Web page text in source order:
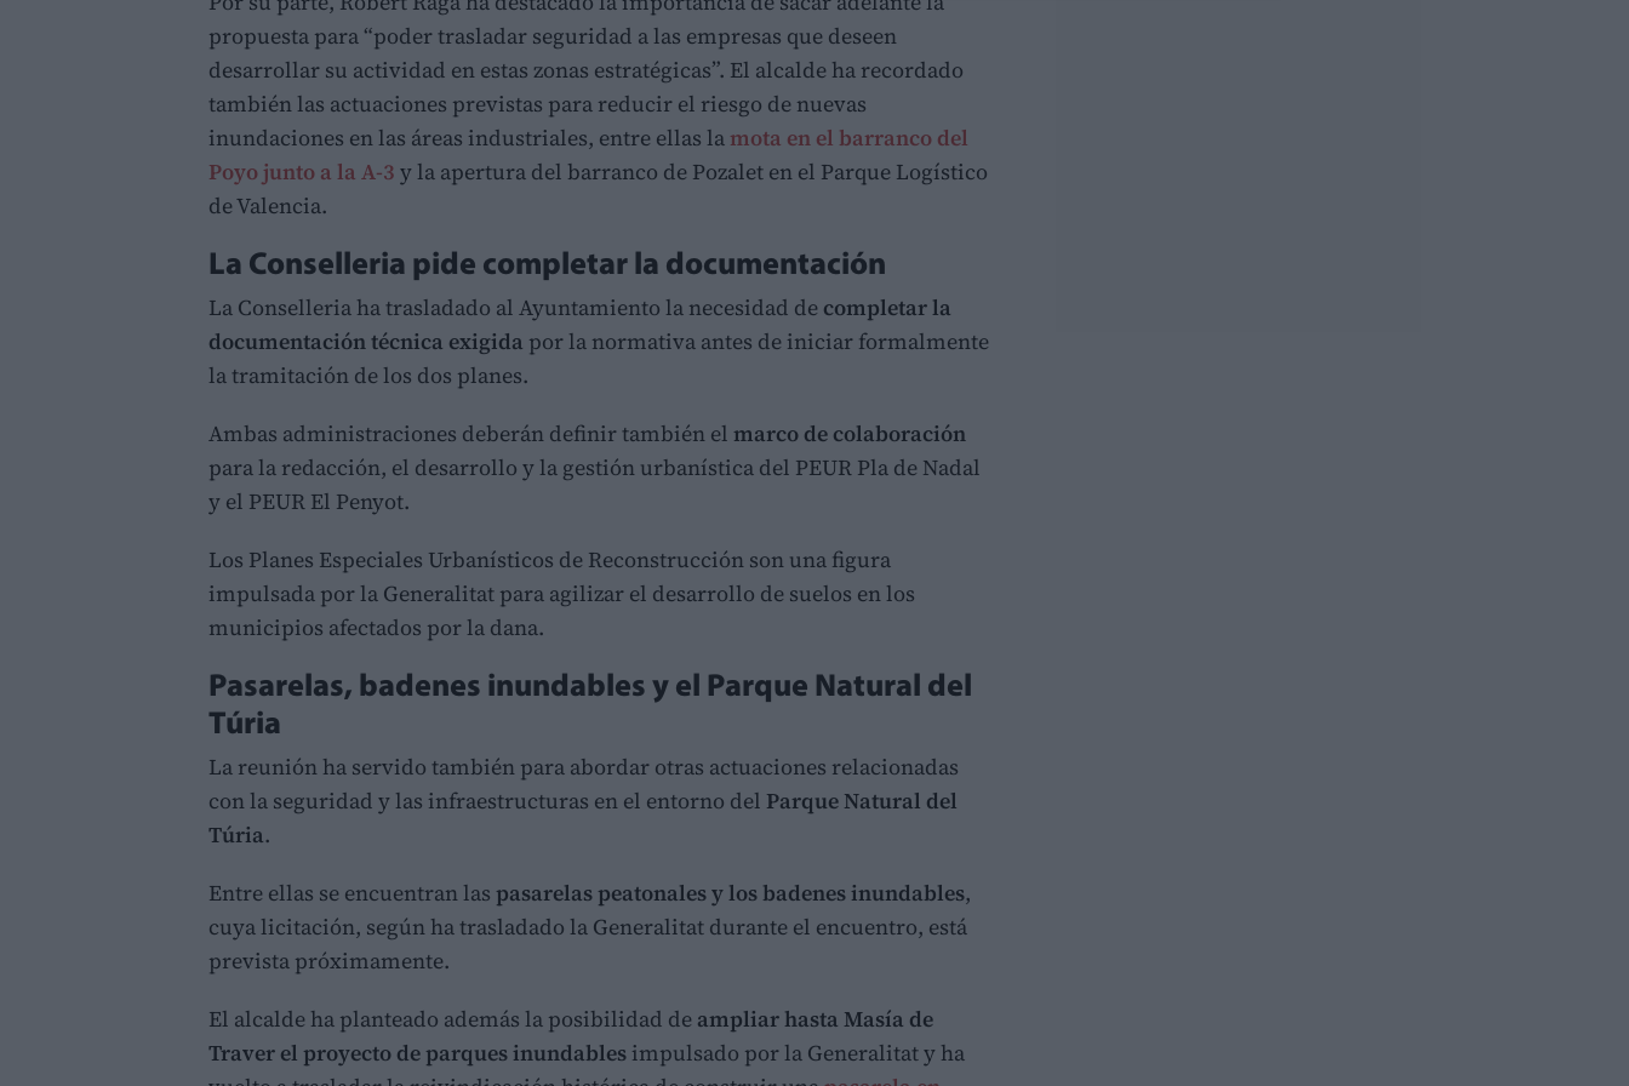
propuesta para “poder trasladar seguridad a las empresas que deseen
desarrollar su actividad en estas zonas estratégicas”. El alcalde ha recordado
también las actuaciones previstas para reducir el riesgo de nuevas
inundaciones en las áreas industriales, entre ellas la mota en el barranco del
Poyo junto a la A-3 y la apertura del barranco de Pozalet en el Parque Logístico
de Valencia.
La Conselleria pide completar la documentación
La Conselleria ha trasladado al Ayuntamiento la necesidad de completar la
documentación técnica exigida por la normativa antes de iniciar formalmente
la tramitación de los dos planes.
Ambas administraciones deberán definir también el marco de colaboración
para la redacción, el desarrollo y la gestión urbanística del PEUR Pla de Nadal
y el PEUR El Penyot.
Los Planes Especiales Urbanísticos de Reconstrucción son una figura
impulsada por la Generalitat para agilizar el desarrollo de suelos en los
municipios afectados por la dana.
Pasarelas, badenes inundables y el Parque Natural del
Túria
La reunión ha servido también para abordar otras actuaciones relacionadas
con la seguridad y las infraestructuras en el entorno del Parque Natural del
Túria.
Entre ellas se encuentran las pasarelas peatonales y los badenes inundables,
cuya licitación, según ha trasladado la Generalitat durante el encuentro, está
prevista próximamente.
El alcalde ha planteado además la posibilidad de ampliar hasta Masía de
Traver el proyecto de parques inundables impulsado por la Generalitat y ha